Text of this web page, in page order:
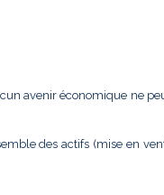
avenir économique ne
des actifs (mise en